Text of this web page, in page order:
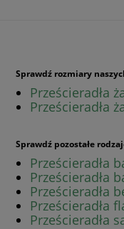
Sprawdź rozmiary
Prześcieradła
Prześcieradła
Sprawdź pozostałe
Prześcieradła
Prześcieradła
Prześcieradła
Prześcieradła
Prześcieradła